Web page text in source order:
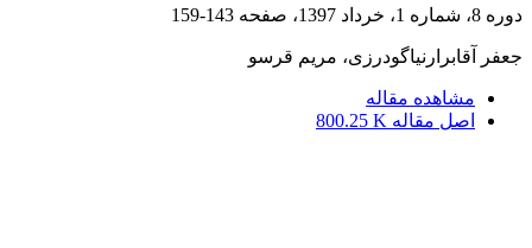
دوره 8، شماره 1، خرداد 1397، صفحه 143-159
جعفر آقابرارنیاگودرزی، مریم قرسو
مشاهده مقاله
اصل مقاله 800.25 K